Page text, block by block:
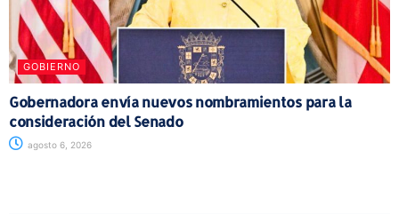
GOBIERNO
Gobernadora envía nuevos nombramientos para la
consideración del Senado
agosto 6, 2026